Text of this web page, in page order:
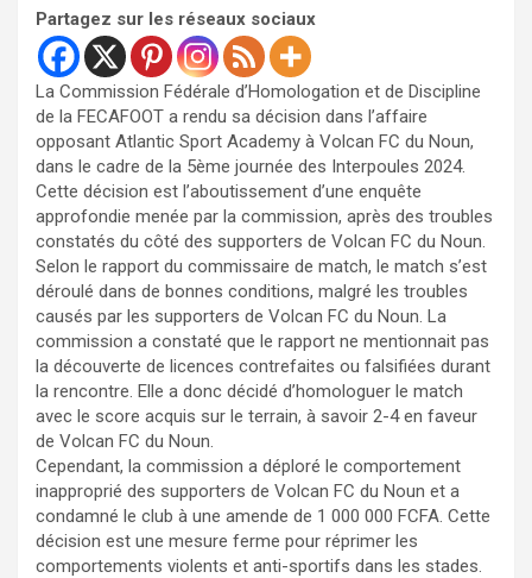
Partagez sur les réseaux sociaux
La Commission Fédérale d’Homologation et de Discipline
de la FECAFOOT a rendu sa décision dans l’affaire
opposant Atlantic Sport Academy à Volcan FC du Noun,
dans le cadre de la 5ème journée des Interpoules 2024.
Cette décision est l’aboutissement d’une enquête
approfondie menée par la commission, après des troubles
constatés du côté des supporters de Volcan FC du Noun.
Selon le rapport du commissaire de match, le match s’est
déroulé dans de bonnes conditions, malgré les troubles
causés par les supporters de Volcan FC du Noun. La
commission a constaté que le rapport ne mentionnait pas
la découverte de licences contrefaites ou falsifiées durant
la rencontre. Elle a donc décidé d’homologuer le match
avec le score acquis sur le terrain, à savoir 2-4 en faveur
de Volcan FC du Noun.
Cependant, la commission a déploré le comportement
inapproprié des supporters de Volcan FC du Noun et a
condamné le club à une amende de 1 000 000 FCFA. Cette
décision est une mesure ferme pour réprimer les
comportements violents et anti-sportifs dans les stades.